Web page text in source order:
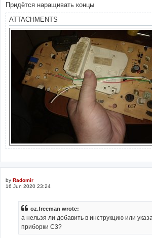
Придётся наращивать концы
ATTACHMENTS
by Radomir
16 Jun 2020 23:24
oz.freeman wrote:
а нельзя ли добавить в инструкцию или
приборки С3?